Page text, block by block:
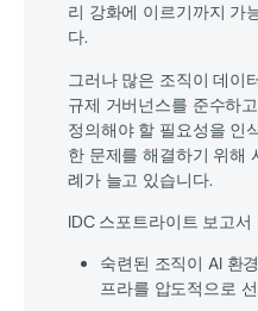
리 강화에 이르기까지 가
다.
그러나 많은 조직이 데이
규제 거버넌스를 준수하
정의해야 할 필요성을 인
한 문제를 해결하기 위해
례가 늘고 있습니다.
IDC 스포트라이트 보고서
숙련된 조직이 AI 환
프라를 압도적으로